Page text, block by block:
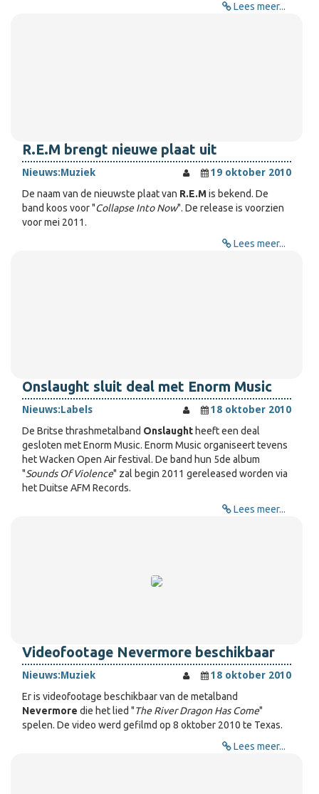
Lees meer...
R.E.M brengt nieuwe plaat uit
Nieuws:Muziek
19 oktober 2010
De naam van de nieuwste plaat van R.E.Mis bekend. De
band koos voor "Collapse Into Now". De release is voorzien
voor mei 2011.
Lees meer...
Onslaught sluit deal met Enorm Music
Nieuws:Labels
18 oktober 2010
De Britse thrashmetalband Onslaught heeft een deal
gesloten met Enorm Music. Enorm Music organiseert tevens
het Wacken Open Air festival. De band hun 5de album
"Sounds Of Violence" zal begin 2011 gereleased worden via
het Duitse AFM Records.
Lees meer...
Videofootage Nevermore beschikbaar
Nieuws:Muziek
18 oktober 2010
Er is videofootage beschikbaar van de metalband
Nevermore die het lied "The River Dragon Has Come"
spelen. De video werd gefilmd op 8 oktober 2010 te Texas.
Lees meer...